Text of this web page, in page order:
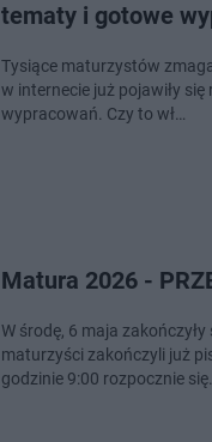
tematy i gotowe
Tysiące maturzystów
w internecie już pojawiły
wypracowań. Czy to wł…
Matura 2026 -
W środę, 6 maja
maturzyści zakończyli już
godzinie 9:00 rozpocznie się…